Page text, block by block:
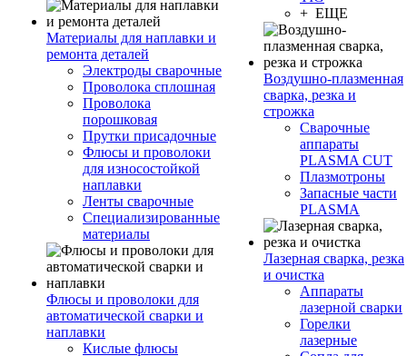
Материалы для наплавки и
ремонта деталей
Электроды сварочные
Проволока сплошная
Проволока
порошковая
Прутки присадочные
Флюсы и проволоки
для износостойкой
наплавки
Ленты сварочные
Специализированные
материалы
Флюсы и проволоки для
автоматической сварки и
наплавки
Кислые флюсы
+ ЕЩЕ
Воздушно-плазменная
сварка, резка и
строжка
Сварочные
аппараты
PLASMA CUT
Плазмотроны
Запасные части
PLASMA
Лазерная сварка, резка
и очистка
Аппараты
лазерной сварки
Горелки
лазерные